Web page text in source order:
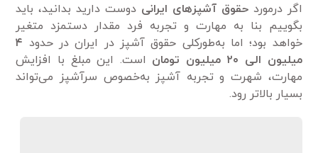
اگر درموردحقوق آشپز‌های ایرانی دوست دارید بدانید، باید
بگوییم بنا به مهارت و تجربه فرد مقدار دستمزد متغیر
خواهد بود؛ اما به‌طورکلی حقوق آشپز در ایران در حدود ۴
میلیون الی ۲۰ میلیون تومان
است. این مبلغ با افزایش
مهارت، شهرت و تجربه آشپز به‌خصوص سرآشپز می‌تواند
بسیار بالاتر رود.